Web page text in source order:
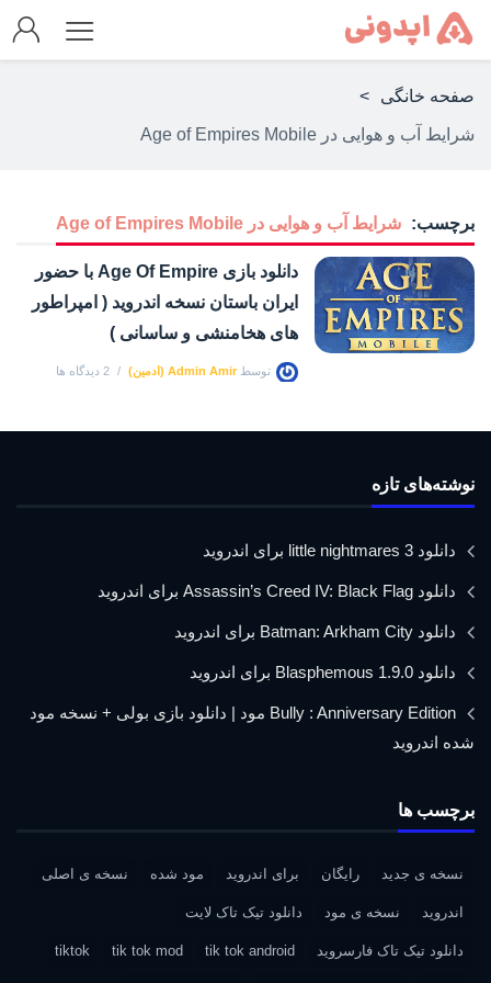
صفحه خانگی >
شرایط آب و هوایی در Age of Empires Mobile
برچسب: شرایط آب و هوایی در Age of Empires Mobile
دانلود بازی Age Of Empire با حضور
ایران باستان نسخه اندروید ( امپراطور
های هخامنشی و ساسانی )
توسط Admin Amir (ادمین) 2 دیدگاه ها
نوشته‌های تازه
دانلود little nightmares 3 برای اندروید
دانلود Assassin’s Creed IV: Black Flag برای اندروید
دانلود Batman: Arkham City برای اندروید
دانلود Blasphemous 1.9.0 برای اندروید
Bully : Anniversary Edition مود | دانلود بازی بولی + نسخه مود
شده اندروید
برچسب ها
نسخه ی جدید رایگان برای اندروید مود شده نسخه ی اصلی
اندروید نسخه ی مود دانلود تیک تاک لایت
دانلود تیک تاک فارسروید tik tok android
tik tok mod
tiktok